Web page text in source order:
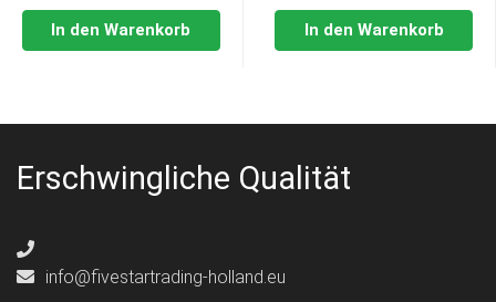
In den Warenkorb In den Warenkorb
Erschwingliche Qualität
info@fivestartrading-holland.eu